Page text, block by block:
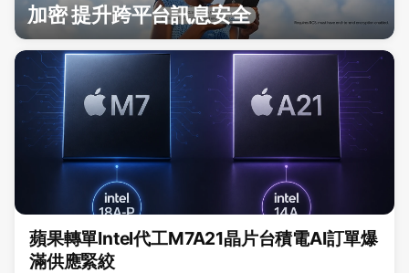
加密 提升跨平台訊息安全
蘋果轉單Intel代工M7A21晶片台積電AI訂單爆
滿供應緊絞